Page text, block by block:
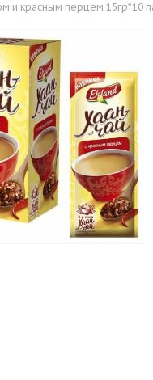
и красным перцем 15гр*10